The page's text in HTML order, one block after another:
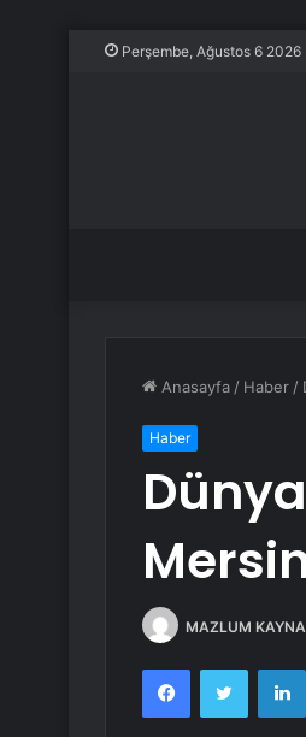
Perşembe, Ağustos 6 2026
Anasayfa / Haber /
Haber
MAZLUM
FacebookTwitter